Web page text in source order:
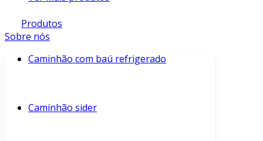
Produtos
Sobre nós
Caminhão com baú refrigerado
Caminhão sider